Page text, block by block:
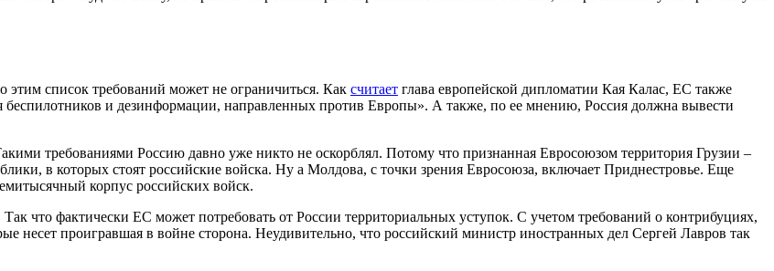
этим список требований может не ограничиться. Как считает глава европейской дипломатии Кая Калас, ЕС также
беспилотников и дезинформации, направленных против Европы». А также, по ее мнению, Россия должна вывести
требованиями Россию давно уже никто не оскорблял. Потому что признанная Евросоюзом территория Грузии –
в которых стоят российские войска. Ну а Молдова, с точки зрения Евросоюза, включает Приднестровье. Еще
корпус российских войск.
что фактически ЕС может потребовать от России территориальных уступок. С учетом требований о контрибуциях,
несет проигравшая в войне сторона. Неудивительно, что российский министр иностранных дел Сергей Лавров так